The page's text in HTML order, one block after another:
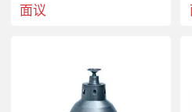
面议